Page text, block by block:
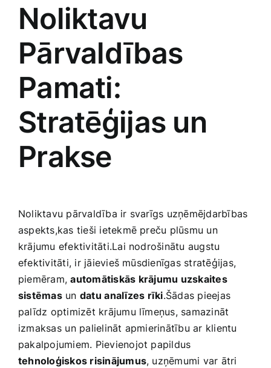
Noliktavu
Pārvaldības‍
Pamati:⁢
Stratēģijas un
Prakse
Noliktavu pārvaldība ir svarīgs​ uzņēmējdarbības
aspekts,kas tieši ietekmē preču plūsmu un‍
krājumu efektivitāti.Lai nodrošinātu augstu
efektivitāti, ir jāievieš mūsdienīgas stratēģijas,
piemēram,automātiskās⁣ krājumu uzskaites
sistēmasun datu⁢ analīzes ⁣rīki.Šādas pieejas‍
palīdz optimizēt krājumu līmeņus, samazināt
izmaksas⁤ un palielināt apmierinātību ar klientu
pakalpojumiem. Pievienojot papildus
tehnoloģiskos risinājumus, uzņēmumi var ātri